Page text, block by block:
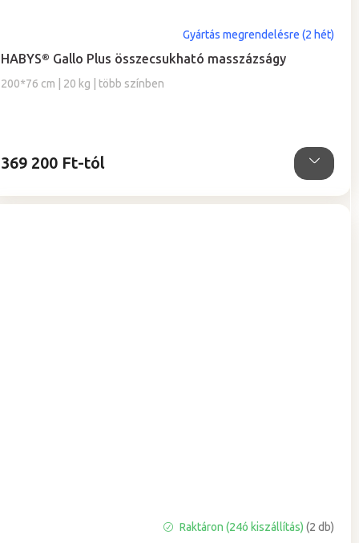
HABYS® Gallo Plus összecsukható masszázságy
200*76 cm | 20 kg | több színben
átlagos
értékelése
Gyártás megrendelésre (2 hét)
369 200 Ft-tól
Raktáron (24ó kiszállítás) (2 db)